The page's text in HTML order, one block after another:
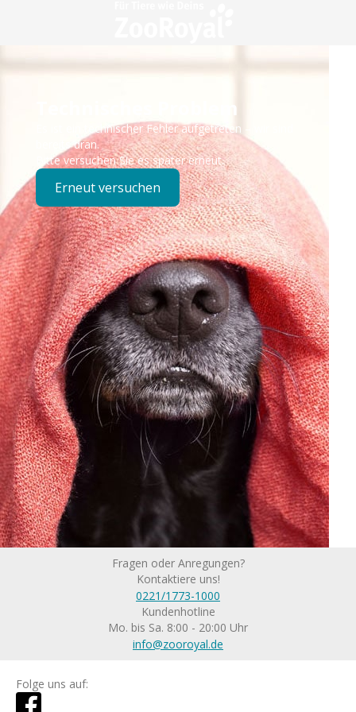
Technisches Problem
Es ist ein technischer Fehler aufgetreten – wir sind
bereits dran.
Bitte versuchen Sie es später erneut.
Erneut versuchen
Fragen oder Anregungen?
Kontaktiere uns!
0221/1773-1000
Kundenhotline
Mo. bis Sa. 8:00 - 20:00 Uhr
info@zooroyal.de
Folge uns auf: